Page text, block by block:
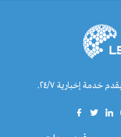
خدمة إخبارية ٢٤/٧.